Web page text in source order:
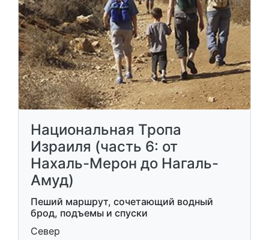
Национальная Тропа
Израиля (часть 6: от
Нахаль-Мерон до Нагаль-
Амуд)
Пеший маршрут, сочетающий водный
брод, подъемы и спуски
Север